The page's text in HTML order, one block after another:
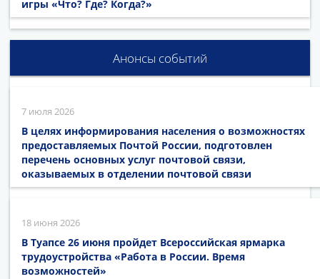
игры «Что? Где? Когда?»
Анонсы событий
7 июля 2026
В целях информирования населения о возможностях
предоставляемых Почтой России, подготовлен
перечень основных услуг почтовой связи,
оказываемых в отделении почтовой связи
18 июня 2026
В Туапсе 26 июня пройдет Всероссийская ярмарка
трудоустройства «Работа в России. Время
возможностей»